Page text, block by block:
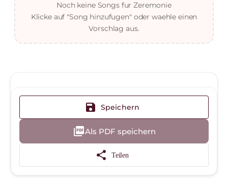
Noch keine Songs fur Zeremonie
Klicke auf "Song hinzufugen" oder waehle einen
Vorschlag aus.
save Speichern
picture_as_pdfAls PDF speichern
share Teilen